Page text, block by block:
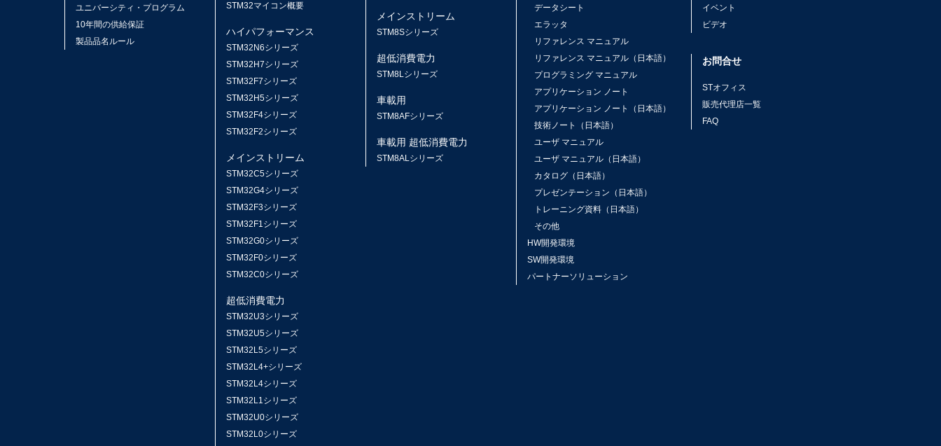
ユニバーシティ・プログラム
10年間の供給保証
製品品名ルール
STM32マイコン概要
ハイパフォーマンス
STM32N6シリーズ
STM32H7シリーズ
STM32F7シリーズ
STM32H5シリーズ
STM32F4シリーズ
STM32F2シリーズ
メインストリーム
STM32C5シリーズ
STM32G4シリーズ
STM32F3シリーズ
STM32F1シリーズ
STM32G0シリーズ
STM32F0シリーズ
STM32C0シリーズ
超低消費電力
STM32U3シリーズ
STM32U5シリーズ
STM32L5シリーズ
STM32L4+シリーズ
STM32L4シリーズ
STM32L1シリーズ
STM32U0シリーズ
STM32L0シリーズ
メインストリーム
STM8Sシリーズ
超低消費電力
STM8Lシリーズ
車載用
STM8AFシリーズ
車載用 超低消費電力
STM8ALシリーズ
データシート
エラッタ
リファレンス マニュアル
リファレンス マニュアル（日本語）
プログラミング マニュアル
アプリケーション ノート
アプリケーション ノート（日本語）
技術ノート（日本語）
ユーザ マニュアル
ユーザ マニュアル（日本語）
カタログ（日本語）
プレゼンテーション（日本語）
トレーニング資料（日本語）
その他
HW開発環境
SW開発環境
パートナーソリューション
イベント
ビデオ
お問合せ
STオフィス
販売代理店一覧
FAQ